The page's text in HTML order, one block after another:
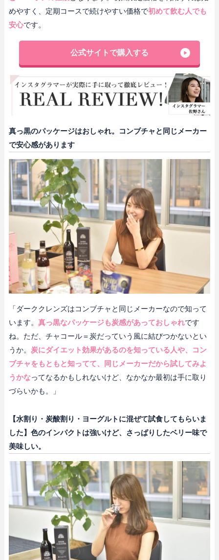
めやすく、定期コースで続けやすい価格で初めて飲む人でも
安心です。
公式サイトで購入する
真っ黒のパッケージはおしゃれ。コンブチャと同じメーカー
で安心感があります
「ダーククレンズはコンブチャと同じメーカーなので知って
います。 真っ黒なパッケージも炭感があっておしゃれです
ね。ただ、チャコール＝炭だっていう風に結びつかないとい
うか。 炭にダイエット効果があるのを知っている人や、コン
ブチャをもともと知ってて、同じメーカーだから試してみよ
うかなってなるかもしれないけど、なかなか最初は手に取り
づらいかも。」
【水割り・炭酸割り・ヨーグルトに混ぜて試食してもらいま
した】色のインパクトは強いけど、さっぱりしたベリー味で
美味しい。